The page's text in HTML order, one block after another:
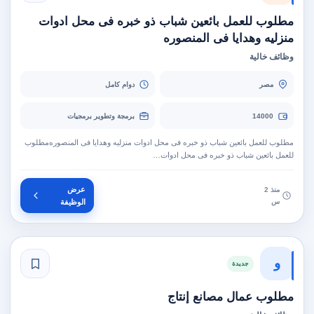
مطلوب للعمل بائعين شباب ذو خبره فى محل ادوات
منزليه وهدايا فى المنصوره
وظائف خالية
مصر دوام كامل
14000 برمجة وتطوير برمجيات
مطلوب للعمل بائعين شباب ذو خبره فى محل ادوات منزليه وهدايا فى المنصوره‫مطلوب
للعمل بائعين شباب ذو خبره فى محل ادوات…
منذ 2
س
عرض
الوظيفة
و جديدة
مطلوب عمال مصانع إنتاج